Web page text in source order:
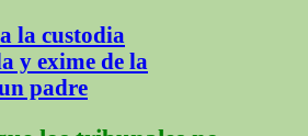
la custodia
y exime de la
padre